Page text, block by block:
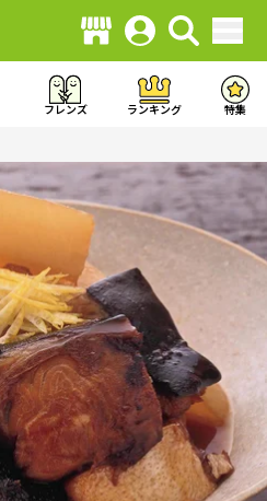
フレンズ ランキング 特集